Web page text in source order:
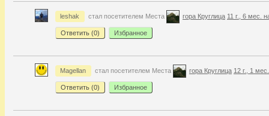
leshak стал посетителем Места гора Круглица 11 г., 6 мес.
Ответить (0) Избранное
Magellan стал посетителем Места гора Круглица 12 г., 1
Ответить (0) Избранное